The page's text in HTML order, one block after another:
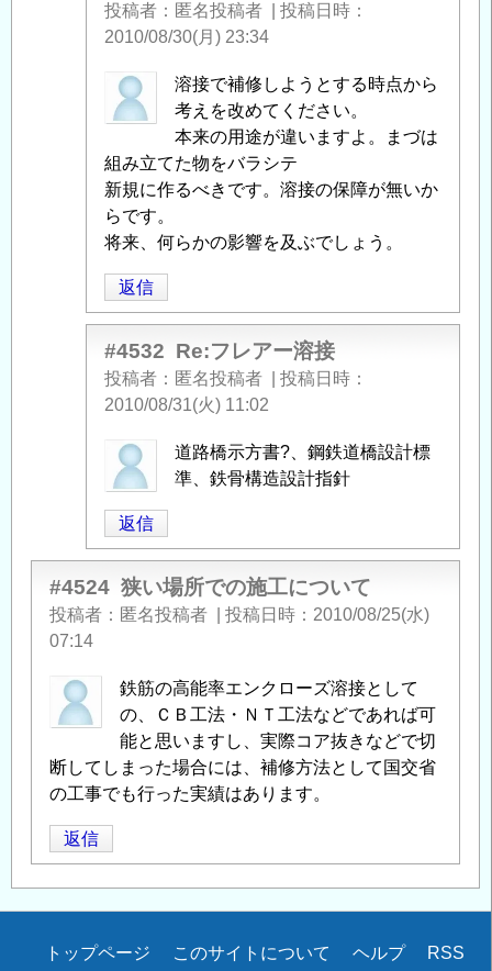
フ
」
投稿者 匿名投稿者
投稿日時
2010/08/30(月) 23:34
匿
名
稿
者
に
よ
「Re:
フ
レ
ア
ー
接」
へ
の
返
信
溶接で補修しようとする時点から
考えを改めてください。
本来の用途が違いますよ。まづは
組み立てた物をバラシテ
新規に作るべきです。溶接の保障が無いか
らです。
将来、何らかの影響を及ぶでしょう。
返信
#4532 Re:フレアー溶接
投稿者 匿名投稿者
投稿日時
2010/08/31(火) 11:02
匿
名
稿
者
に
よ
フ
レ
ア
ー
溶
接
へ
道路橋示方書?、鋼鉄道橋設計標
準、鉄骨構造設計指針
返信
#4524 狭い場所での施工について
投稿者 匿名投稿者 投稿日時
2010/08/25(水)
07:14
鉄筋の高能率エンクローズ溶接として
の、ＣＢ工法・ＮＴ工法などであれば可
能と思いますし、実際コア抜きなどで切
断してしまった場合には、補修方法として国交省
の工事でも行った実績はあります。
返信
Secondary
トップページ このサイトについて ヘルプ RSS